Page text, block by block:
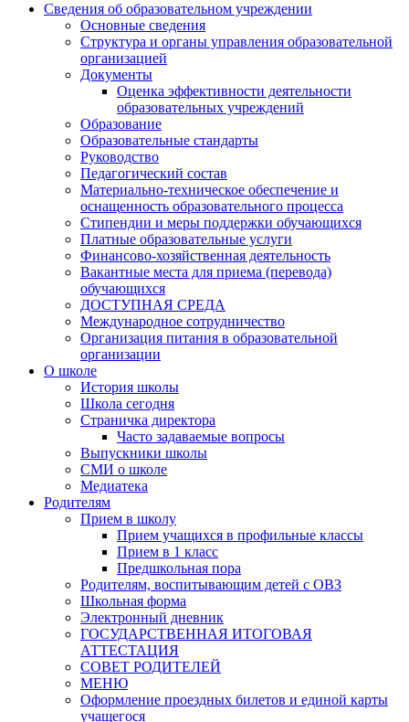
Сведения об образовательном учреждении
Основные сведения
Структура и органы управления образовательной
организацией
Документы
Оценка эффективности деятельности
образовательных учреждений
Образование
Образовательные стандарты
Руководство
Педагогический состав
Материально-техническое обеспечение и
оснащенность образовательного процесса
Стипендии и меры поддержки обучающихся
Платные образовательные услуги
Финансово-хозяйственная деятельность
Вакантные места для приема (перевода)
обучающихся
ДОСТУПНАЯ СРЕДА
Международное сотрудничество
Организация питания в образовательной
организации
О школе
История школы
Школа сегодня
Страничка директора
Часто задаваемые вопросы
Выпускники школы
СМИ о школе
Медиатека
Родителям
Прием в школу
Прием учащихся в профильные классы
Прием в 1 класс
Предшкольная пора
Родителям, воспитывающим детей с ОВЗ
Школьная форма
Электронный дневник
ГОСУДАРСТВЕННАЯ ИТОГОВАЯ
АТТЕСТАЦИЯ
СОВЕТ РОДИТЕЛЕЙ
МЕНЮ
Оформление проездных билетов и единой карты
учащегося